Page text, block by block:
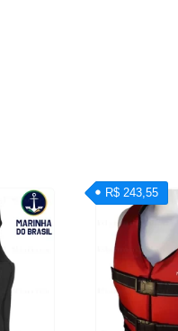
R$ 243,55